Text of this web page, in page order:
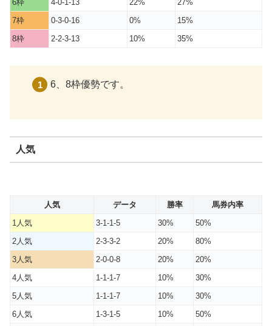
6枠 4-0-1-13 22%
27%
7枠
0-3-0-16 0%
15%
8枠
2-2-3-13 10% 35%
6、8枠優勢です。
人気
人気 データ 勝率
馬券内率
1人気
3-1-1-5 30%
50%
2人気
2-3-3-2 20%
80%
3人気
2-0-0-8 20%
20%
4人気
1-1-1-7 10%
30%
5人気
1-1-1-7 10%
30%
6人気
1-3-1-5 10%
50%